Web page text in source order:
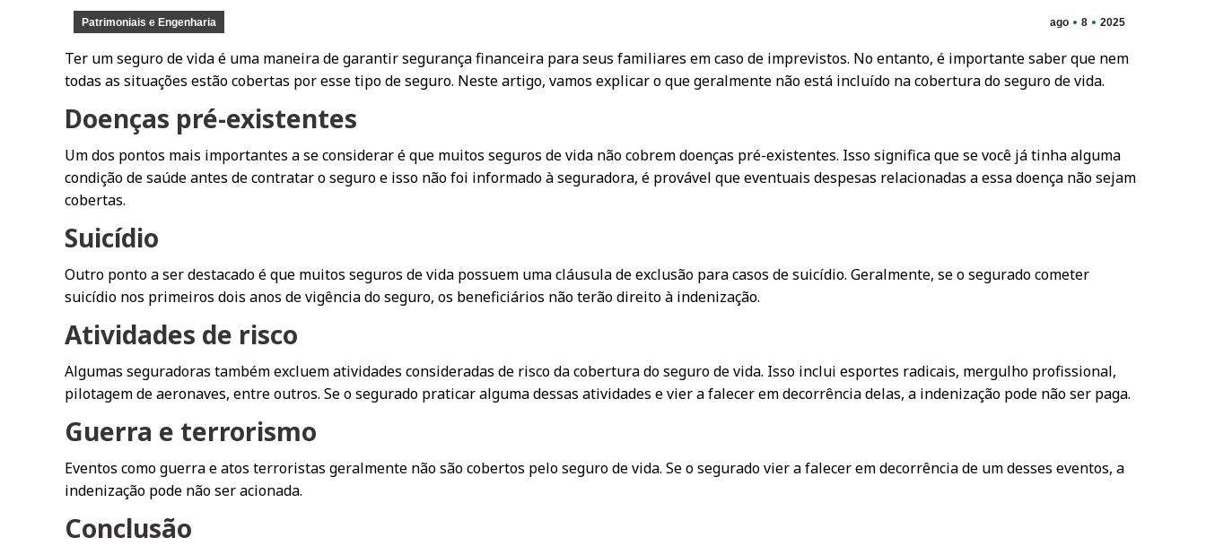
ago 8 2025
Patrimoniais e Engenharia
Ter um seguro de vida é uma maneira de garantir segurança financeira para seus familiares em caso de imprevistos. No entanto, é importante saber que nem
todas as situações estão cobertas por esse tipo de seguro. Neste artigo, vamos explicar o que geralmente não está incluído na cobertura do seguro de vida.
Doenças pré-existentes
Um dos pontos mais importantes a se considerar é que muitos seguros de vida não cobrem doenças pré-existentes. Isso significa que se você já tinha alguma
condição de saúde antes de contratar o seguro e isso não foi informado à seguradora, é provável que eventuais despesas relacionadas a essa doença não sejam
cobertas.
Suicídio
Outro ponto a ser destacado é que muitos seguros de vida possuem uma cláusula de exclusão para casos de suicídio. Geralmente, se o segurado cometer
suicídio nos primeiros dois anos de vigência do seguro, os beneficiários não terão direito à indenização.
Atividades de risco
Algumas seguradoras também excluem atividades consideradas de risco da cobertura do seguro de vida. Isso inclui esportes radicais, mergulho profissional,
pilotagem de aeronaves, entre outros. Se o segurado praticar alguma dessas atividades e vier a falecer em decorrência delas, a indenização pode não ser paga.
Guerra e terrorismo
Eventos como guerra e atos terroristas geralmente não são cobertos pelo seguro de vida. Se o segurado vier a falecer em decorrência de um desses eventos, a
indenização pode não ser acionada.
Conclusão